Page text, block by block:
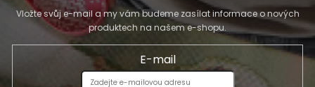
Vložte svůj e-mail a my vám budeme zasílat informace o nových
produktech na našem e-shopu.
E-mail